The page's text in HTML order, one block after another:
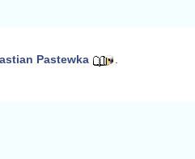
Pastewka